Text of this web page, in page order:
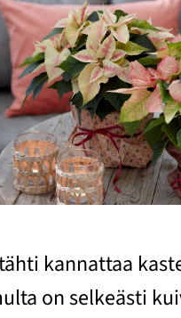
kannattaa
on selkeästi